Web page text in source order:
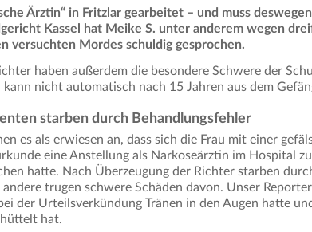
Ärztin“ in Fritzlar gearbeitet – und muss
Kassel hat Meike S. unter anderem wegen
versuchten Mordes schuldig gesprochen.
haben außerdem die besondere Schwere der
kann nicht automatisch nach 15 Jahren aus dem
starben durch Behandlungsfehler
es als erwiesen an, dass sich die Frau mit einer
eine Anstellung als Narkoseärztin im Hospital
hatte. Nach Überzeugung der Richter starben
trugen schwere Schäden davon. Unser
der Urteilsverkündung Tränen in den Augen hatte
hat.